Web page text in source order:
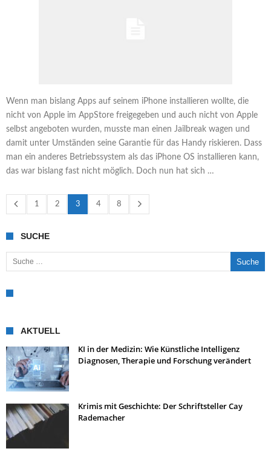
Wenn man bislang Apps auf seinem iPhone installieren wollte, die
nicht von Apple im AppStore freigegeben und auch nicht von Apple
selbst angeboten wurden, musste man einen Jailbreak wagen und
damit unter Umständen seine Garantie für das Handy riskieren. Dass
man ein anderes Betriebssystem als das iPhone OS installieren kann,
das war bislang fast nicht möglich. Doch nun hat sich …
1 2 3 4 8
SUCHE
Suche nach:
AKTUELL
KI in der Medizin: Wie Künstliche Intelligenz
Diagnosen, Therapie und Forschung verändert
Krimis mit Geschichte: Der Schriftsteller Cay
Rademacher